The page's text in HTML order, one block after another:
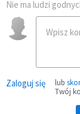
Nie ma ludzi
Zaloguj się lub
Twój